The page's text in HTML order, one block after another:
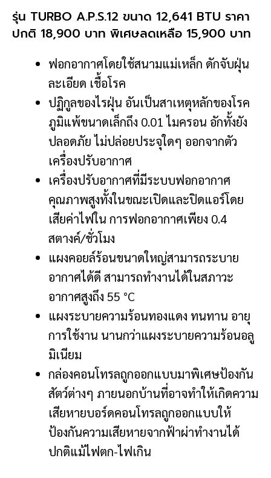
รุ่น TURBO A.P.S.12 ขนาด 12,641 BTU ราคา
ปกติ 18,900 บาท พิเศษลดเหลือ 15,900 บาท
ฟอกอากาศโดยใช้สนามแม่เหล็ก ดักจับฝุ่น
ละเอียด เชื้อโรค
ปฏิกูลของไรฝุ่น อันเป็นสาเหตุหลักของโรค
ภูมิแพ้ขนาดเล็กถึง 0.01 ไมครอน อักทั้งยัง
ปลอดภัย ไม่ปล่อยประจุใดๆ ออกจากตัว
เครื่องปรับอากาศ
เครื่องปรับอากาศที่มีระบบฟอกอากาศ
คุณภาพสูงทั้งในขณะเปิดและปิดแอร์โดย
เสียค่าไฟใน การฟอกอากาศเพียง 0.4
สตางค์/ชั่วโมง
แผงคอยล์ร้อนขนาดใหญ่สามารถระบาย
อากาศได้ดี สามารถทำงานได้ในสภาวะ
อากาศสูงถึง 55 °C
แผงระบายความร้อนทองแดง ทนทาน อายุ
การใช้งาน นานกว่าแผงระบายความร้อนอลู
มิเนียม
กล่องคอนโทรลถูกออกแบบมาพิเศษป้องกัน
สัตว์ต่างๆ ภายนอกบ้านที่อาจทำให้เกิดความ
เสียหายบอร์ดคอนโทรลถูกออกแบบให้
ป้องกันความเสียหายจากฟ้าผ่าทำงานได้
ปกติแม้ไฟตก-ไฟเกิน